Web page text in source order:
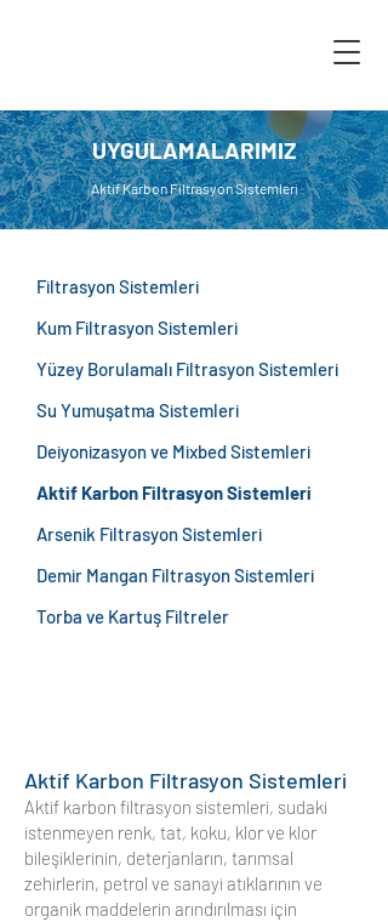
UYGULAMALARIMIZ
Aktif Karbon Filtrasyon Sistemleri
Filtrasyon Sistemleri
Kum Filtrasyon Sistemleri
Yüzey Borulamalı Filtrasyon Sistemleri
Su Yumuşatma Sistemleri
Deiyonizasyon ve Mixbed Sistemleri
Aktif Karbon Filtrasyon Sistemleri
Arsenik Filtrasyon Sistemleri
Demir Mangan Filtrasyon Sistemleri
Torba ve Kartuş Filtreler
Aktif Karbon Filtrasyon Sistemleri
Aktif karbon filtrasyon sistemleri, sudaki
istenmeyen renk, tat, koku, klor ve klor
bileşiklerinin, deterjanların, tarımsal
zehirlerin, petrol ve sanayi atıklarının ve
organik maddelerin arındırılması için